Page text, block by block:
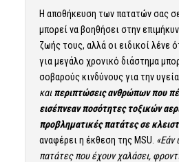
Η αποθήκευση των πατατών σας
μπορεί να βοηθήσει στην
ζωής τους, αλλά οι ειδικοί λένε
για μεγάλο χρονικό διάστημα
σοβαρούς κινδύνους για την υγεία.
καιπεριπτώσεις ανθρώπων που
εισέπνεαν ποσότητες τοξικών
προβληματικές πατάτες σε
αναφέρει η έκθεση της MSU. «Εάν
πατάτες που έχουν χαλάσει,